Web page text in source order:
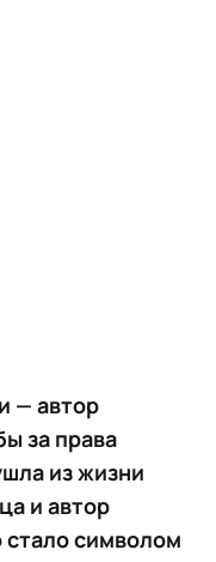
— автор
за права
из жизни
и автор
стало символом